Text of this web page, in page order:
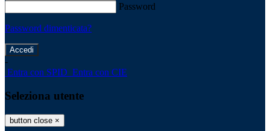
Password
Password dimenticata?
-
Entra con SPID Entra con CIE
Seleziona utente
button close ×